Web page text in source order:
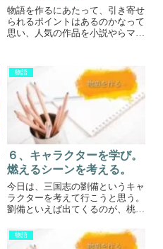
物語を作るにあたって、引き寄せ
られるポイントはあるのかなって
思い、人気の作品を小説やらマン
則性があるのかな～って感じまし
た。なので、今回は、そこをまと
めてみたいと思います。(どの作...
物語
６、キャラクターを学び。
燃えるシーンを考える。
今日は、三国志の劉備というキャ
ラクターを考えて行こうと思う。
劉備といえば出てくるのが、桃園
や張飛、趙雲、諸葛亮など多くの
人に慕われたという、人望の大
物語